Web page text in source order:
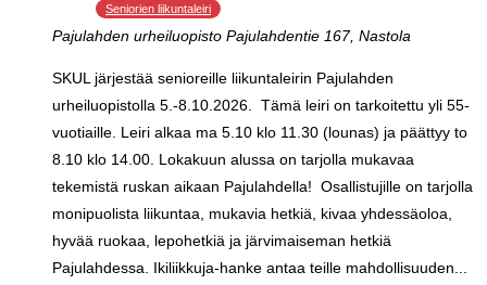
Seniorien liikuntaleiri
Pajulahden urheiluopisto Pajulahdentie 167, Nastola
SKUL järjestää senioreille liikuntaleirin Pajulahden
urheiluopistolla 5.-8.10.2026. Tämä leiri on tarkoitettu yli 55-
vuotiaille. Leiri alkaa ma 5.10 klo 11.30 (lounas) ja päättyy to
8.10 klo 14.00. Lokakuun alussa on tarjolla mukavaa
tekemistä ruskan aikaan Pajulahdella! Osallistujille on tarjolla
monipuolista liikuntaa, mukavia hetkiä, kivaa yhdessäoloa,
hyvää ruokaa, lepohetkiä ja järvimaiseman hetkiä
Pajulahdessa. Ikiliikkuja-hanke antaa teille mahdollisuuden...